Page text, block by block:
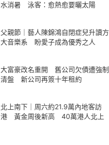
水消暑 泳客：愈熱愈要曬太陽
父親節｜藝人陳錦鴻自閉症兒升讀方
大音樂系 盼愛子成為優秀之人
大富豪改名重開 舊公司欠債遭強制
清盤 新公司再簽十年租約
北上南下｜周六約21.9萬內地客訪
港 黃金周後新高 40萬港人北上